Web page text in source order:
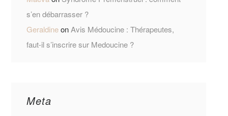
s’en débarrasser ?
GeraldineonAvis Médoucine : Thérapeutes,
faut-il s’inscrire sur Medoucine ?
Meta